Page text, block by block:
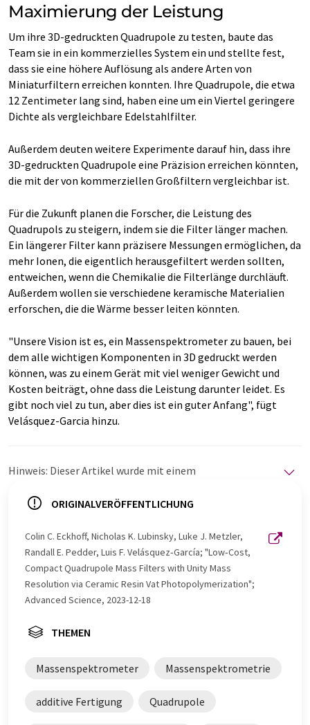
Maximierung der Leistung
Um ihre 3D-gedruckten Quadrupole zu testen, baute das
Team sie in ein kommerzielles System ein und stellte fest,
dass sie eine höhere Auflösung als andere Arten von
Miniaturfiltern erreichen konnten. Ihre Quadrupole, die etwa
12 Zentimeter lang sind, haben eine um ein Viertel geringere
Dichte als vergleichbare Edelstahlfilter.
Außerdem deuten weitere Experimente darauf hin, dass ihre
3D-gedruckten Quadrupole eine Präzision erreichen könnten,
die mit der von kommerziellen Großfiltern vergleichbar ist.
Für die Zukunft planen die Forscher, die Leistung des
Quadrupols zu steigern, indem sie die Filter länger machen.
Ein längerer Filter kann präzisere Messungen ermöglichen, da
mehr Ionen, die eigentlich herausgefiltert werden sollten,
entweichen, wenn die Chemikalie die Filterlänge durchläuft.
Außerdem wollen sie verschiedene keramische Materialien
erforschen, die die Wärme besser leiten könnten.
"Unsere Vision ist es, ein Massenspektrometer zu bauen, bei
dem alle wichtigen Komponenten in 3D gedruckt werden
können, was zu einem Gerät mit viel weniger Gewicht und
Kosten beiträgt, ohne dass die Leistung darunter leidet. Es
gibt noch viel zu tun, aber dies ist ein guter Anfang", fügt
Velásquez-Garcia hinzu.
Hinweis: Dieser Artikel wurde mit einem
LUMITOS bietet diese automatischen Übersetzungen
Nachrichten zu präsentieren. Da dieser Artikel mit
automatischer Übersetzung übersetzt wurde, ist es
möglich, dass er Fehler im Vokabular, in der Syntax oder
in der Grammatik enthält. Den ursprünglichen Artikel in
Englisch finden Siehier.
ORIGINALVERÖFFENTLICHUNG
Colin C. Eckhoff, Nicholas K. Lubinsky, Luke J. Metzler,
Randall E. Pedder, Luis F. Velásquez‐García; "Low‐Cost,
Compact Quadrupole Mass Filters with Unity Mass
Resolution via Ceramic Resin Vat Photopolymerization";
Advanced Science, 2023-12-18
THEMEN
Massenspektrometer Massenspektrometrie
additive Fertigung Quadrupole